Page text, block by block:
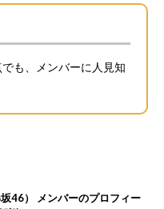
も、メンバーに人見知
46） メンバーのプロフィー